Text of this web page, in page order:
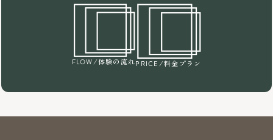
FLOW /体験の流れPRICE /料金プラン